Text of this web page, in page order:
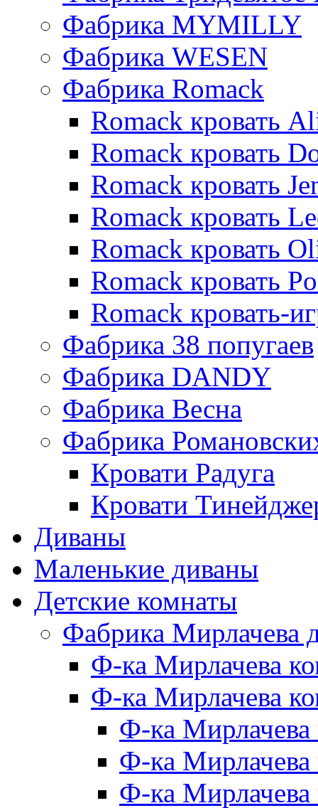
Фабрика MYMILLY
Фабрика WESEN
Фабрика Romack
Romack кровать
Romack кровать
Romack кровать
Romack кровать
Romack кровать
Romack кровать
Romack кровать-
Фабрика 38 попугаев
Фабрика DАNDY
Фабрика Весна
Фабрика
Кровати Радуга
Кровати
Диваны
Маленькие диваны
Детские комнаты
Фабрика Мирлачева
Ф-ка Мирлачева
Ф-ка Мирлачева
Ф-ка
Ф-ка Мирлачева
Ф-ка Мирлачева